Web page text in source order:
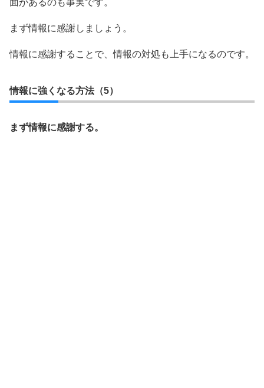
面があるのも事実です。
まず情報に感謝しましょう。
情報に感謝することで、情報の対処も上手になるのです。
情報に強くなる方法（5）
まず情報に感謝する。